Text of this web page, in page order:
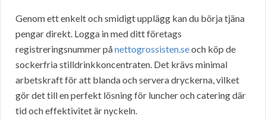
Genom ett enkelt och smidigt upplägg kan du börja tjäna
pengar direkt. Logga in med ditt företags
registreringsnummer pånettogrossisten.seoch köp de
sockerfria stilldrinkkoncentraten. Det krävs minimal
arbetskraft för att blanda och servera dryckerna, vilket
gör det till en perfekt lösning för luncher och catering där
tid och effektivitet är nyckeln.